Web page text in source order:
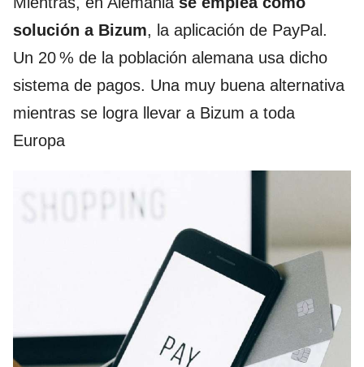
solución a Bizum, la aplicación de PayPal.
Un 20 % de la población alemana usa dicho
sistema de pagos. Una muy buena alternativa
mientras se logra llevar a Bizum a toda
Europa